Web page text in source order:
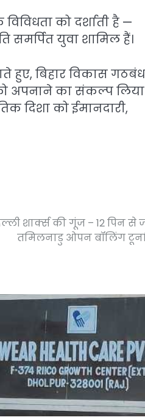
को दर्शाती है —
समर्पित युवा शामिल हैं।
हुए, बिहार विकास
अपनाने का संकल्प
दिशा को ईमानदारी,
शार्क्स की गूंज – 12 पिन से
तमिलनाडु ओपन बॉलिंग